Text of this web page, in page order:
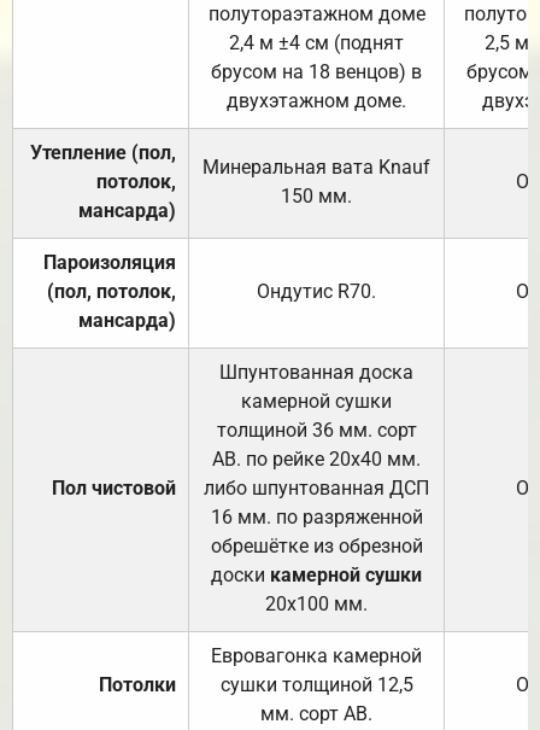
полутораэтажном доме
2,4 м ±4 см (поднят
брусом на 18 венцов) в
двухэтажном доме.
2,5 м
брусом
Утепление (пол,
потолок,
мансарда)
Минеральная вата Knauf
150 мм.
Пароизоляция
(пол, потолок,
мансарда)
Ондутис R70.
Пол чистовой
Шпунтованная доска
камерной сушки
толщиной 36 мм. сорт
АВ. по рейке 20х40 мм.
либо шпунтованная ДСП
16 мм. по разряженной
обрешётке из обрезной
доски камерной сушки
20х100 мм.
Потолки
Евровагонка камерной
сушки толщиной 12,5
мм. сорт АВ.